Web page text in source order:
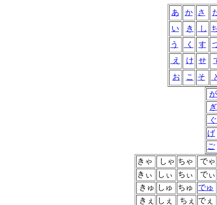
あ か さ
い
き し
う
く す
え
け せ
お
こ そ
が
ぎ
ぐ
げ
ご
きゃ
しゃ ちゃ
でゃ
きぃ
しぃ ちぃ
でぃ
きゅ
しゅ ちゅ
でゅ
きぇ
しぇ ちぇ
でぇ